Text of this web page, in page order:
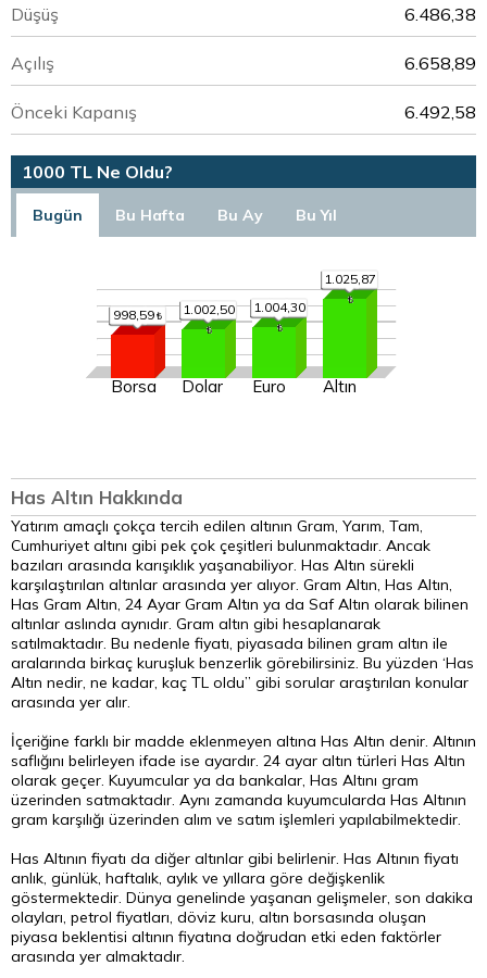
Düşüş 6.486,38
Açılış 6.658,89
Önceki Kapanış 6.492,58
1000 TL Ne Oldu?
Bugün Bu Hafta Bu Ay Bu Yıl
998,59
Borsa
1.002,50
Dolar
1.004,30
Euro
1.025,87
Altın
Has Altın Hakkında
Yatırım amaçlı çokça tercih edilen altının Gram, Yarım, Tam,
Cumhuriyet altını gibi pek çok çeşitleri bulunmaktadır. Ancak
bazıları arasında karışıklık yaşanabiliyor. Has Altın sürekli
karşılaştırılan altınlar arasında yer alıyor. Gram Altın, Has Altın,
Has Gram Altın, 24 Ayar Gram Altın ya da Saf Altın olarak bilinen
altınlar aslında aynıdır. Gram altın gibi hesaplanarak
satılmaktadır. Bu nedenle fiyatı, piyasada bilinen gram altın ile
aralarında birkaç kuruşluk benzerlik görebilirsiniz. Bu yüzden ‘Has
Altın nedir, ne kadar, kaç TL oldu” gibi sorular araştırılan konular
arasında yer alır.
İçeriğine farklı bir madde eklenmeyen altına Has Altın denir. Altının
saflığını belirleyen ifade ise ayardır. 24 ayar altın türleri Has Altın
olarak geçer. Kuyumcular ya da bankalar, Has Altını gram
üzerinden satmaktadır. Aynı zamanda kuyumcularda Has Altının
gram karşılığı üzerinden alım ve satım işlemleri yapılabilmektedir.
Has Altının fiyatı da diğer altınlar gibi belirlenir. Has Altının fiyatı
anlık, günlük, haftalık, aylık ve yıllara göre değişkenlik
göstermektedir. Dünya genelinde yaşanan gelişmeler, son dakika
olayları, petrol fiyatları, döviz kuru, altın borsasında oluşan
piyasa beklentisi altının fiyatına doğrudan etki eden faktörler
arasında yer almaktadır.